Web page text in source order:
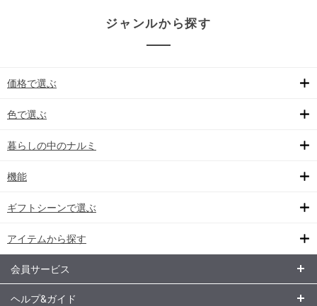
ジャンルから探す
価格で選ぶ
色で選ぶ
暮らしの中のナルミ
機能
ギフトシーンで選ぶ
アイテムから探す
会員サービス
ヘルプ&ガイド